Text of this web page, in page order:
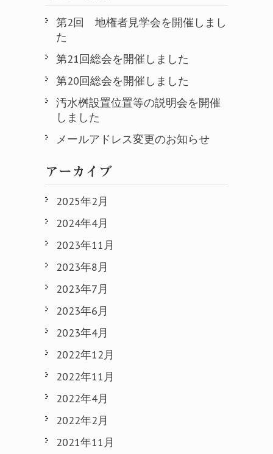
第2回 地権者見学会を開催しまし
た
第21回総会を開催しました
第20回総会を開催しました
汚水桝設置位置等の説明会を開催
しました
メールアドレス変更のお知らせ
アーカイブ
2025年2月
2024年4月
2023年11月
2023年8月
2023年7月
2023年6月
2023年4月
2022年12月
2022年11月
2022年4月
2022年2月
2021年11月